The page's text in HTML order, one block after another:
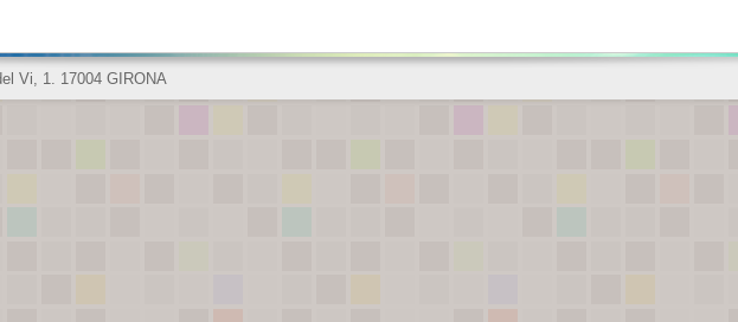
Vi, 1. 17004 GIRONA